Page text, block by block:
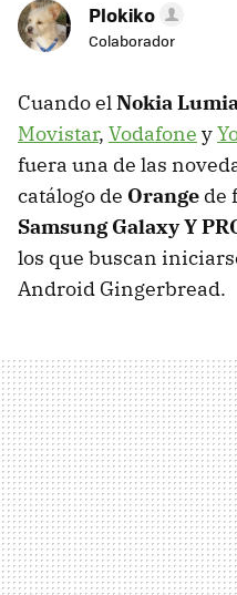
Plokiko
Colaborador
Cuando elNokia
Movistar, Vodafone y
fuera una de las
catálogo de Orange de
Samsung Galaxy Y
los que buscan
Android Gingerbread.